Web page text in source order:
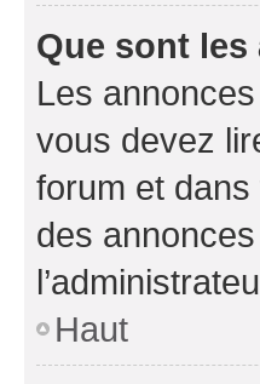
Que sont
Les
vous devez
forum et dans
des
Haut